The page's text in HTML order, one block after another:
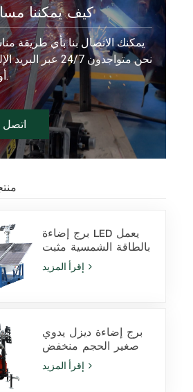
كيف يمكننا
يمكنك الاتصال بنا بأي طريقة
نحن متواجدون 24/7 عبر
أو الهاتف.
اتصل
برج إضاءة LED يعمل
بالطاقة الشمسية مثبت
على قاعدة انزلاقية،
مزود بمصابيح LED
برج إضاءة ديزل يدوي
صغير الحجم منخفض
مصابيح هاليد معدنية